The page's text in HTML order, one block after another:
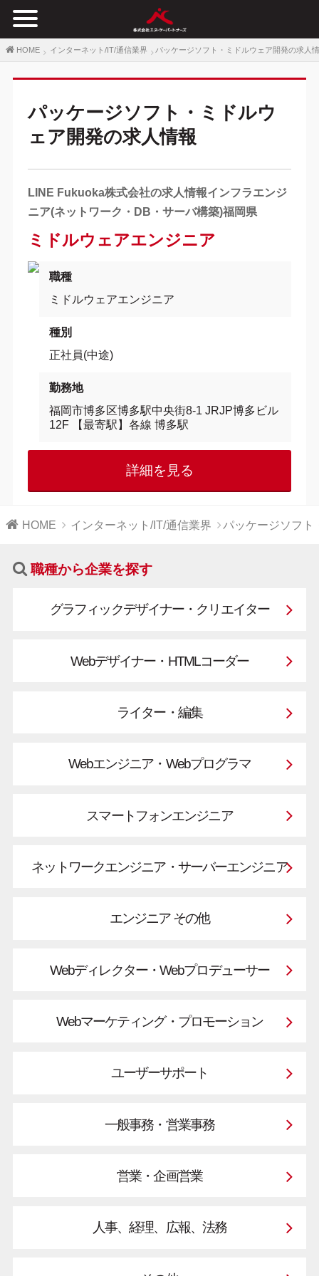
HOME インターネット/IT/通信業界 パッケージソフト・ミドルウェア開発の求人
パッケージソフト・ミドルウ
ェア開発の求人情報
LINE Fukuoka株式会社の求人情報インフラエンジ
ニア(ネットワーク・DB・サーバ構築)福岡県
ミドルウェアエンジニア
職種
ミドルウェアエンジニア
種別
正社員(中途)
勤務地
福岡市博多区博多駅中央街8-1 JRJP博多ビル
12F 【最寄駅】各線 博多駅
詳細を見る
HOME インターネット/IT/通信業界 パッケージソフト
職種から企業を探す
グラフィックデザイナー・クリエイター
Webデザイナー・HTMLコーダー
ライター・編集
Webエンジニア・Webプログラマ
スマートフォンエンジニア
ネットワークエンジニア・サーバーエンジニア
エンジニア その他
Webディレクター・Webプロデューサー
Webマーケティング・プロモーション
ユーザーサポート
一般事務・営業事務
営業・企画営業
人事、経理、広報、法務